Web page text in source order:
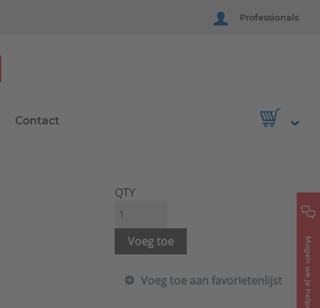
Professionals
Contact
Mogen we je helpen?
QTY
Voeg toe
Voeg toe aan favorietenlijst